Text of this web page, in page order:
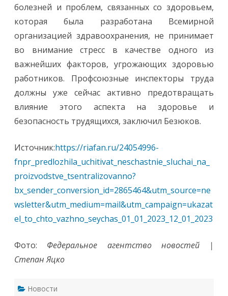
болезней и проблем, связанных со здоровьем,
которая была разработана Всемирной
организацией здравоохранения, не принимает
во внимание стресс в качестве одного из
важнейших факторов, угрожающих здоровью
работников. Профсоюзные инспекторы труда
должны уже сейчас активно предотвращать
влияние этого аспекта на здоровье и
безопасность трудящихся, заключил Безюков.
Источник:https://riafan.ru/24054996-
fnpr_predlozhila_uchitivat_neschastnie_sluchai_na_
proizvodstve_tsentralizovanno?
bx_sender_conversion_id=2865464&utm_source=ne
wsletter&utm_medium=mail&utm_campaign=ukazat
el_to_chto_vazhno_seychas_01_01_2023_12_01_2023
Фото: Федеральное агентство новостей |
Cтепан Яцко
Новости